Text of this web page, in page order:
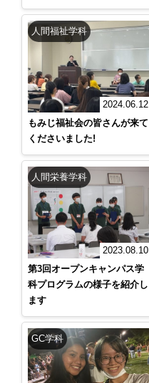
人間福祉学科
2024.06.12
もみじ福祉会の皆さんが来て
くださいました!
人間栄養学科
2023.08.10
第3回オープンキャンパス学
科プログラムの様子を紹介し
ます
GC学科